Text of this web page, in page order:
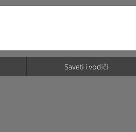
Saveti i vodiči